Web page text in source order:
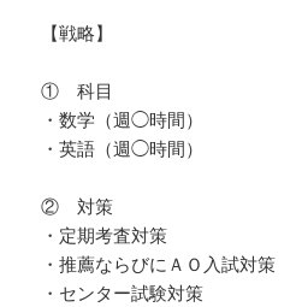
【戦略】
① 科目
・数学（週◯時間）
・英語（週◯時間）
② 対策
・定期考査対策
・推薦ならびにＡＯ入試対策
・センター試験対策